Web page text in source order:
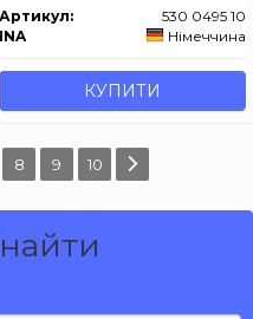
Артикул:
530 0495 10
INA
Німеччина
КУПИТИ
8 9 10